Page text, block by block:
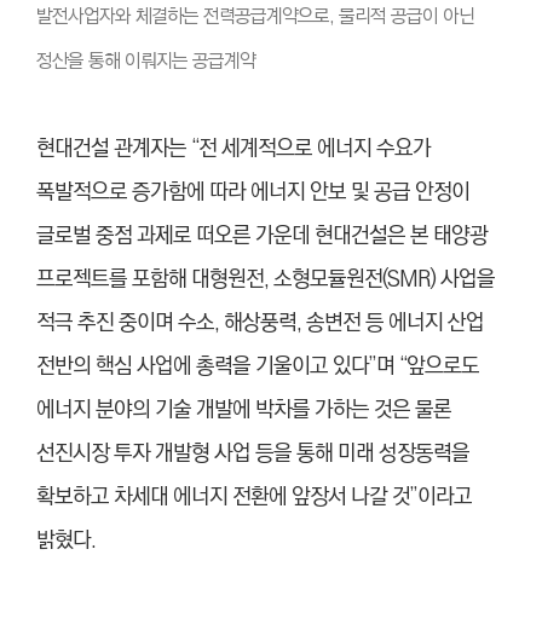
발전사업자와 체결하는 전력공급계약으로, 물리적 공급이 아닌
정산을 통해 이뤄지는 공급계약
현대건설 관계자는 “전 세계적으로 에너지 수요가
폭발적으로 증가함에 따라 에너지 안보 및 공급 안정이
글로벌 중점 과제로 떠오른 가운데 현대건설은 본 태양광
프로젝트를 포함해 대형원전, 소형모듈원전(SMR) 사업을
적극 추진 중이며 수소, 해상풍력, 송변전 등 에너지 산업
전반의 핵심 사업에 총력을 기울이고 있다”며 “앞으로도
에너지 분야의 기술 개발에 박차를 가하는 것은 물론
선진시장 투자 개발형 사업 등을 통해 미래 성장동력을
확보하고 차세대 에너지 전환에 앞장서 나갈 것”이라고
밝혔다.